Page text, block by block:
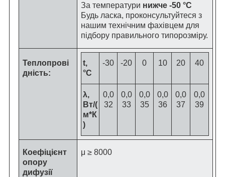
За температури нижче -50 °C
Будь ласка, проконсультуйтеся з
нашим технічним фахівцем для
підбору правильного типорозміру.
Теплопрові
дність:
t,
°C
-30 -20 0 10 20 40
λ,
Вт/(
м*К
)
0,0
32
0,0
33
0,0
35
0,0
36
0,0
37
0,0
39
Коефіцієнт
опору
дифузії
μ ≥ 8000